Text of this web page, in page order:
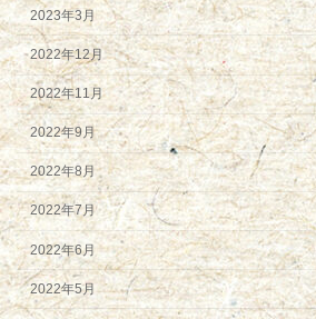
2023年3月
2022年12月
2022年11月
2022年9月
2022年8月
2022年7月
2022年6月
2022年5月